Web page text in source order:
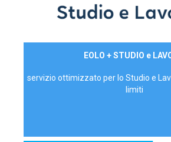
EOLO + STUDIO e
servizio ottimizzato per lo Studio e
limiti